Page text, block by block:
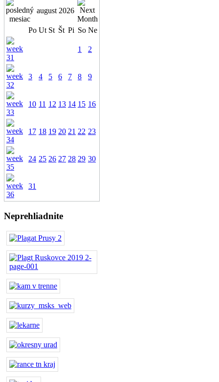
august 2026
Po Ut St Št Pi So Ne
1 2
3 4 5 6 7 8 9
10 11 12 13 14 15 16
17 18 19 20 21 22 23
24 25 26 27 28 29 30
31
Neprehliadnite